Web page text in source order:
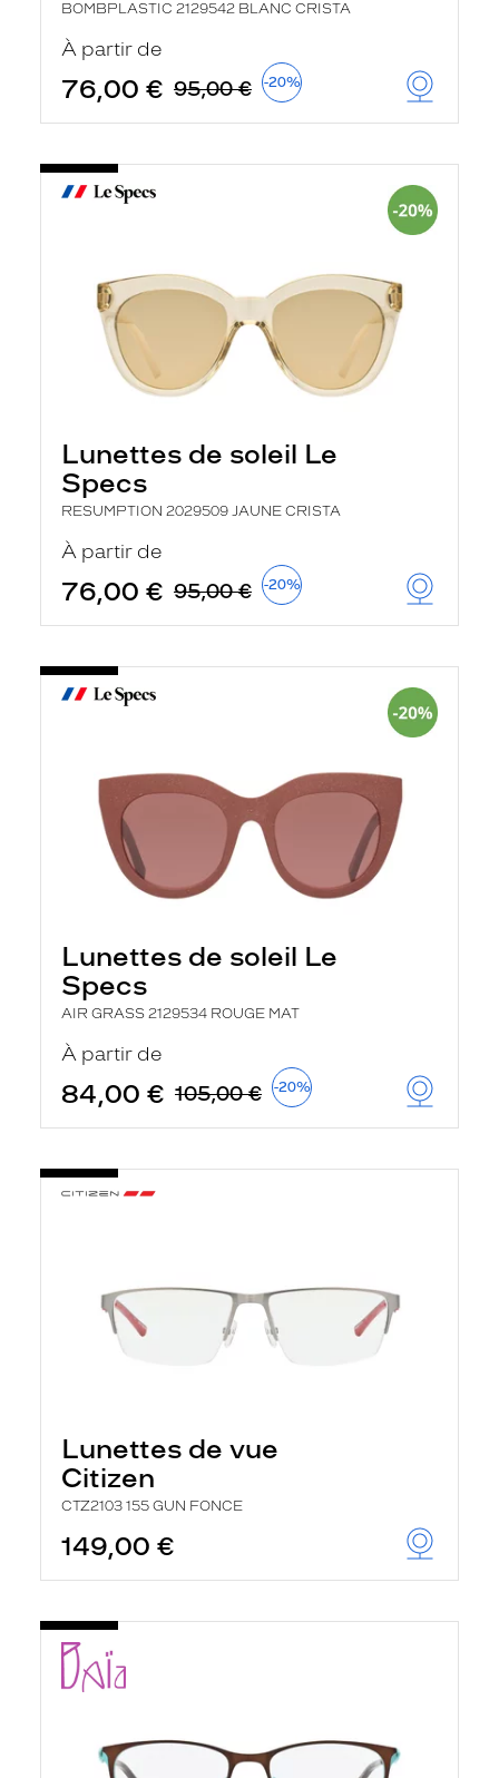
BOMBPLASTIC 2129542 BLANC CRISTA
À partir de
76,00 € 95,00 € -20%
Lunettes de soleil Le
Specs
RESUMPTION 2029509 JAUNE CRISTA
À partir de
76,00 € 95,00 € -20%
Lunettes de soleil Le
Specs
AIR GRASS 2129534 ROUGE MAT
À partir de
84,00 € 105,00 € -20%
Lunettes de vue
Citizen
CTZ2103 155 GUN FONCE
149,00 €